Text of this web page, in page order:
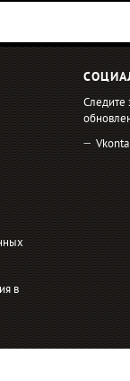
в
Следите